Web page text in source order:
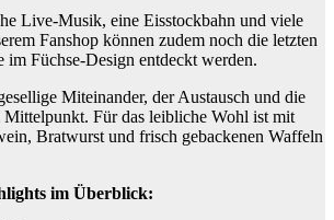
Live-Musik, eine Eisstockbahn und viele
Fanshop können zudem noch die letzten
im Füchse-Design entdeckt werden.
Miteinander, der Austausch und die
Für das leibliche Wohl ist mit
Bratwurst und frisch gebackenen Waffeln
im Überblick: